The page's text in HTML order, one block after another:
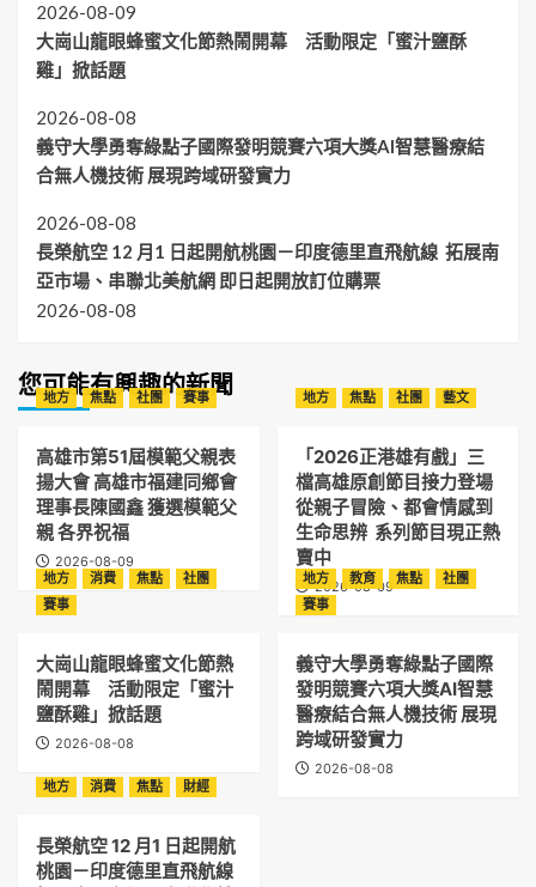
2026-08-09
大崗山龍眼蜂蜜文化節熱鬧開幕 活動限定「蜜汁鹽酥
雞」掀話題
2026-08-08
義守大學勇奪綠點子國際發明競賽六項大獎AI智慧醫療結
合無人機技術 展現跨域研發實力
2026-08-08
長榮航空 12 月1 日起開航桃園－印度德里直飛航線 拓展南
亞市場、串聯北美航網 即日起開放訂位購票
2026-08-08
您可能有興趣的新聞
地方 焦點 社團 賽事
高雄市第51屆模範父親表
揚大會 高雄市福建同鄉會
理事長陳國鑫 獲選模範父
親 各界祝福
2026-08-09
地方 焦點 社團 藝文
「2026正港雄有戲」三
檔高雄原創節目接力登場
從親子冒險、都會情感到
生命思辨 系列節目現正熱
賣中
2026-08-09
地方 消費 焦點
社團
賽事
大崗山龍眼蜂蜜文化節熱
鬧開幕 活動限定「蜜汁
鹽酥雞」掀話題
2026-08-08
地方 教育 焦點
社團
賽事
義守大學勇奪綠點子國際
發明競賽六項大獎AI智慧
醫療結合無人機技術 展現
跨域研發實力
2026-08-08
地方
消費 焦點 財經
長榮航空 12 月1 日起開航
桃園－印度德里直飛航線